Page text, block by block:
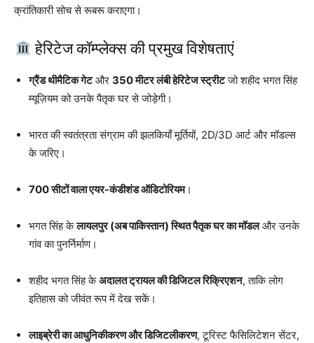
क्रांतिकारी सोच से रूबरू कराएगा।
हेरिटेज कॉम्प्लेक्स की प्रमुख विशेषताएं
ग्रैंड थीमैटिक गेटऔर 350 मीटर लंबी हेरिटेज स्ट्रीटजो शहीद भगत सिंह
म्यूज़ियम को उनके पैतृक घर से जोड़ेगी।
भारत की स्वतंत्रता संग्राम की झलकियाँ मूर्तियों, 2D/3D आर्ट और मॉडल्स
के जरिए।
700 सीटों वाला एयर-कंडीशंड ऑडिटोरियम।
भगत सिंह केलायलपुर (अब पाकिस्तान) स्थित पैतृक घर का मॉडलऔर उनके
गांव का पुनर्निर्माण।
शहीद भगत सिंह केअदालत ट्रायल की डिजिटल रिक्रिएशन, ताकि लोग
इतिहास को जीवंत रूप में देख सकें।
लाइब्रेरी का आधुनिकीकरण और डिजिटलीकरण, टूरिस्ट फैसिलिटेशन सेंटर,